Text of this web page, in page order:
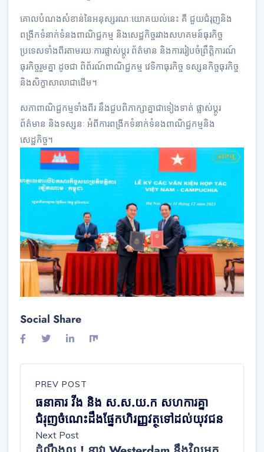
គោលបំណងសំខាន់នៃអនុស្សរណៈយោគយល់នេះ គឺ ជួយជំរុញនិង
ពង្រីកទំនាក់ទំនងពាណិជ្ជកម្ម និងសេដ្ឋកិច្ចរវាងសហគមន៍ធុរកិច្ច
ប្រទេសទាំងពីរតាមរយៈការផ្លាស់ប្តូរ ព័ត៌មាន និងការរៀបចំព្រឹត្តិការណ៍
ធុរកិច្ចរួមគ្នា ដូចជា ពិព័រណ៍ពាណិជ្ជកម្ម វេទិកាធុរកិច្ច ទស្សនកិច្ចធុរកិច្ច
និងសិក្ខាសាលាជាដើម។
សភាពាណិជ្ជកម្មទាំងពីរ នឹងជួបពិភាក្សាគ្នាជាទៀងទាត់ ផ្លាស់ប្តូរ
ព័ត៌មាន និងទស្សនៈ អំពីការពង្រីកទំនាក់ទំនងពាណិជ្ជកម្មនិង
សេដ្ឋកិច្ច។
Social Share
PREV POST
ធនាគារ វីង និង ស.ស.យ.ក សហការគ្នា
ជំរុញចំណេះដឹងផ្នែកហិរញ្ញវត្ថុទៅដល់យុវជន
Next Post